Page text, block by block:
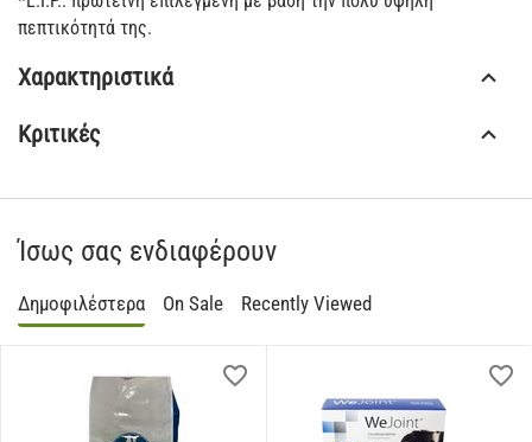
πεπτικότητά της.
Χαρακτηριστικά
Κριτικές
Ίσως σας ενδιαφέρουν
Δημοφιλέστερα On Sale Recently Viewed